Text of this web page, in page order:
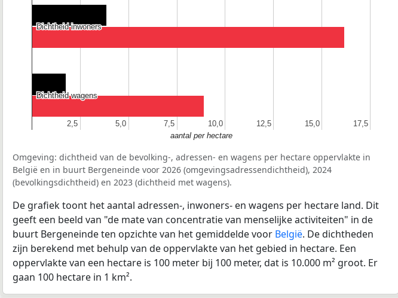
2,5
2,5 5,0
5,0 7,5
7,5 10,0
10,0 12,5
12,5 15,0
15,0 17,5
17,5
Dichtheid inwoners
Dichtheid inwoners
Dichtheid wagens
Dichtheid wagens
aantal per hectare
Omgeving: dichtheid van de bevolking-, adressen- en wagens per hectare oppervlakte in
België en in buurt Bergeneinde voor 2026 (omgevingsadressendichtheid), 2024
(bevolkingsdichtheid) en 2023 (dichtheid met wagens).
De grafiek toont het aantal adressen-, inwoners- en wagens per hectare land. Dit
geeft een beeld van "de mate van concentratie van menselijke activiteiten" in de
buurt Bergeneinde ten opzichte van het gemiddelde voor België. De dichtheden
zijn berekend met behulp van de oppervlakte van het gebied in hectare. Een
oppervlakte van een hectare is 100 meter bij 100 meter, dat is 10.000 m² groot. Er
gaan 100 hectare in 1 km².